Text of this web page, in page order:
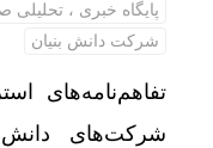
پایگاه خبری ، تحلیلی
شرکت دانش بنیان
تفاهم‌نامه‌های
شرکت‌های